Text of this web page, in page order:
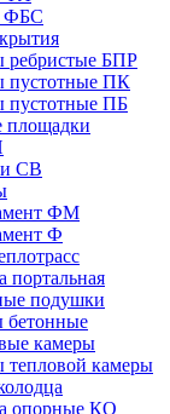
ФБС
ребристые БПР
пустотные ПК
пустотные ПБ
площадки
СВ
ФМ
Ф
портальная
подушки
бетонные
камеры
тепловой камеры
опорные КО